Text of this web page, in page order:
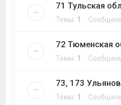
71 Тульская
Темы: 1
72 Тюменская
Темы: 1
73, 173
Темы: 1